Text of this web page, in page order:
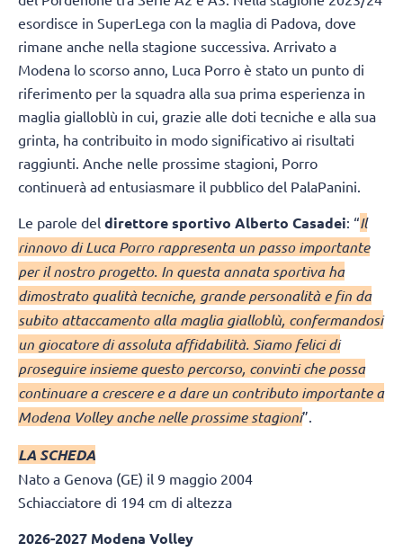
esordisce in SuperLega con la maglia di Padova, dove
rimane anche nella stagione successiva. Arrivato a
Modena lo scorso anno, Luca Porro è stato un punto di
riferimento per la squadra alla sua prima esperienza in
maglia gialloblù in cui, grazie alle doti tecniche e alla sua
grinta, ha contribuito in modo significativo ai risultati
raggiunti. Anche nelle prossime stagioni, Porro
continuerà ad entusiasmare il pubblico del PalaPanini.
Le parole del direttore sportivo Alberto Casadei: “Il
rinnovo di Luca Porro rappresenta un passo importante
per il nostro progetto. In questa annata sportiva ha
dimostrato qualità tecniche, grande personalità e fin da
subito attaccamento alla maglia gialloblù, confermandosi
un giocatore di assoluta affidabilità. Siamo felici di
proseguire insieme questo percorso, convinti che possa
continuare a crescere e a dare un contributo importante a
Modena Volley anche nelle prossime stagioni”.
LA SCHEDA
Nato a Genova (GE) il 9 maggio 2004
Schiacciatore di 194 cm di altezza
2026-2027 Modena Volley